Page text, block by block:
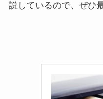
説しているので、ぜひ